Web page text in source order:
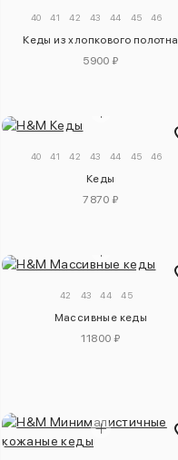
40 41 42 43 44 45 46
Кеды из хлопкового полотна
5900 ₽
40 41 42 43 44 45 46
Кеды
7870 ₽
42 43 44 45
Массивные кеды
11800 ₽